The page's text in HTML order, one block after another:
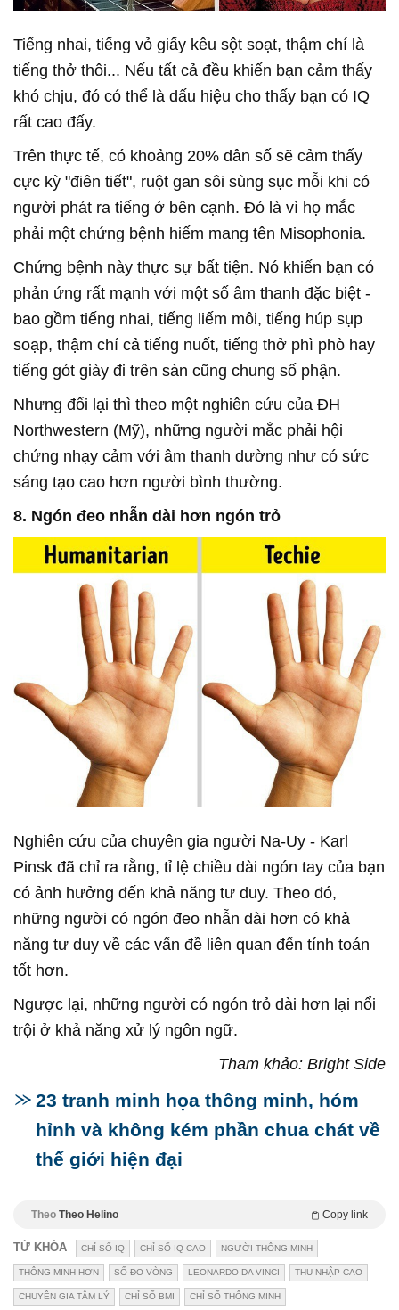
Tiếng nhai, tiếng vỏ giấy kêu sột soạt, thậm chí là
tiếng thở thôi... Nếu tất cả đều khiến bạn cảm thấy
khó chịu, đó có thể là dấu hiệu cho thấy bạn có IQ
rất cao đấy.
Trên thực tế, có khoảng 20% dân số sẽ cảm thấy
cực kỳ "điên tiết", ruột gan sôi sùng sục mỗi khi có
người phát ra tiếng ở bên cạnh. Đó là vì họ mắc
phải một chứng bệnh hiếm mang tên Misophonia.
Chứng bệnh này thực sự bất tiện. Nó khiến bạn có
phản ứng rất mạnh với một số âm thanh đặc biệt -
bao gồm tiếng nhai, tiếng liếm môi, tiếng húp sụp
soạp, thậm chí cả tiếng nuốt, tiếng thở phì phò hay
tiếng gót giày đi trên sàn cũng chung số phận.
Nhưng đổi lại thì theo một nghiên cứu của ĐH
Northwestern (Mỹ), những người mắc phải hội
chứng nhạy cảm với âm thanh dường như có sức
sáng tạo cao hơn người bình thường.
8. Ngón đeo nhẫn dài hơn ngón trỏ
Nghiên cứu của chuyên gia người Na-Uy - Karl
Pinsk đã chỉ ra rằng, tỉ lệ chiều dài ngón tay của bạn
có ảnh hưởng đến khả năng tư duy. Theo đó,
những người có ngón đeo nhẫn dài hơn có khả
năng tư duy về các vấn đề liên quan đến tính toán
tốt hơn.
Ngược lại, những người có ngón trỏ dài hơn lại nổi
trội ở khả năng xử lý ngôn ngữ.
Tham khảo: Bright Side
23 tranh minh họa thông minh, hóm
hỉnh và không kém phần chua chát về
thế giới hiện đại
Theo Theo Helino Copy link
TỪ KHÓA CHỈ SỐ IQ CHỈ SỐ IQ CAO NGƯỜI THÔNG MINH
THÔNG MINH HƠN SỐ ĐO VÒNG LEONARDO DA VINCI THU NHẬP CAO
CHUYÊN GIA TÂM LÝ CHỈ SỐ BMI CHỈ SỐ THÔNG MINH